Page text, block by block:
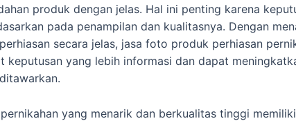
produk dengan jelas. Hal ini penting karena
pada penampilan dan kualitasnya. Dengan
secara jelas, jasa foto produk perhiasan
keputusan yang lebih informasi dan dapat
yang menarik dan berkualitas tinggi